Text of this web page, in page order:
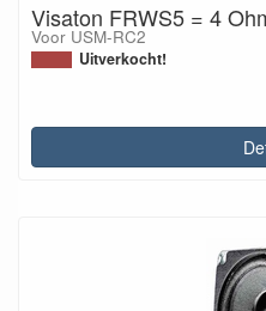
Visaton FRWS5 = 4
Voor USM-RC2
Uitverkocht!